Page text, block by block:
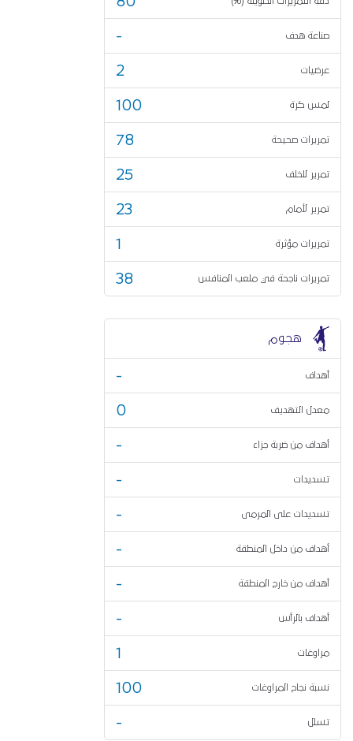
صناعة هدف -
عرضيات 2
لمس كرة 100
تمريرات صحيحة 78
تمرير للخلف 25
تمرير لأمام 23
تمريرات مؤثرة 1
تمريرات ناجحة في ملعب المنافس 38
هجوم
أهداف -
معدل التهديف 0
أهداف من ضربة جزاء -
تسديدات -
تسديدات على المرمى -
أهداف من داخل المنطقة -
أهداف من خارج المنطقة -
أهداف بالرأس -
مراوغات 1
نسبة نجاح المراوغات 100
تسلل -